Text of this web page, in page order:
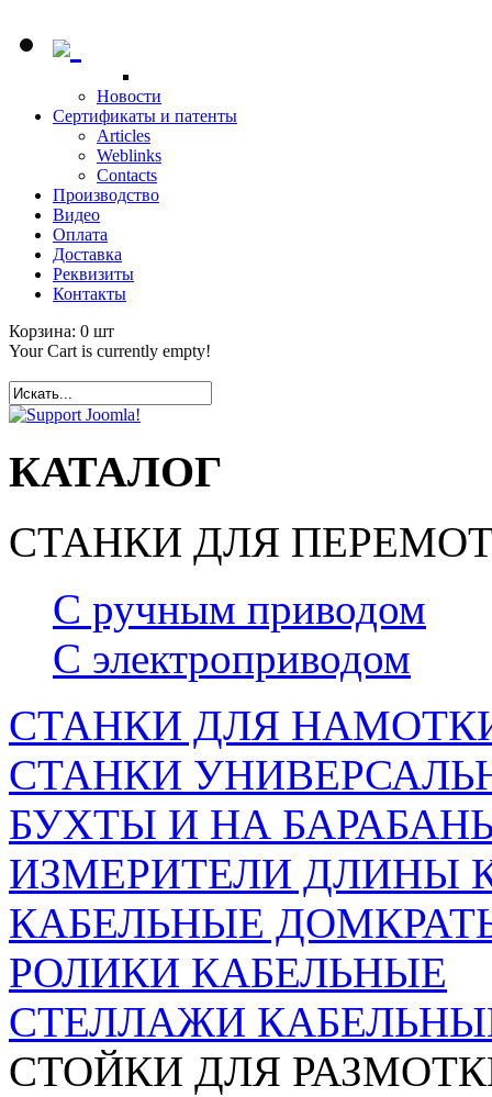
Новости
Сертификаты и патенты
Articles
Weblinks
Contacts
Производство
Видео
Оплата
Доставка
Реквизиты
Контакты
Корзина: 0 шт
Your Cart is currently empty!
КАТАЛОГ
СТАНКИ ДЛЯ
С ручным приводом
С электроприводом
СТАНКИ ДЛЯ
СТАНКИ
БУХТЫ И НА
ИЗМЕРИТЕЛИ ДЛИНЫ
КАБЕЛЬНЫЕ
РОЛИКИ КАБЕЛЬНЫЕ
СТЕЛЛАЖИ
СТОЙКИ ДЛЯ